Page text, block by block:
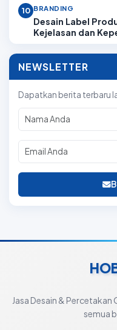
10 BRANDING
Desain Label
Kejelasan dan
NEWSLETTER
Dapatkan berita terbaru
Jasa Desain & Percetakan
semua